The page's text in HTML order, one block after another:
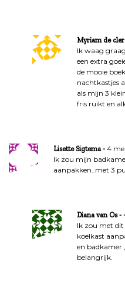
Myriam de
Ik waag
een extra
de mooie
nachtkastjes
als mijn 3
fris ruikt en
Lisette Sigtema
4
Ik zou mijn
aanpakken..met 3
Diana van Os
Ik zou met dit
koelkast
en badkamer
belangrijk.